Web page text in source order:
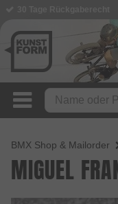
BMX Shop & Mailorder
MIGUEL